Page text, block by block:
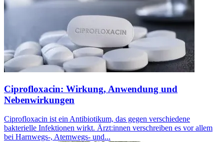
Ciprofloxacin: Wirkung, Anwendung und
Nebenwirkungen
Ciprofloxacin ist ein Antibiotikum, das gegen verschiedene
bakterielle Infektionen wirkt. Ärzt:innen verschreiben es vor allem
bei Harnwegs-, Atemwegs- und...